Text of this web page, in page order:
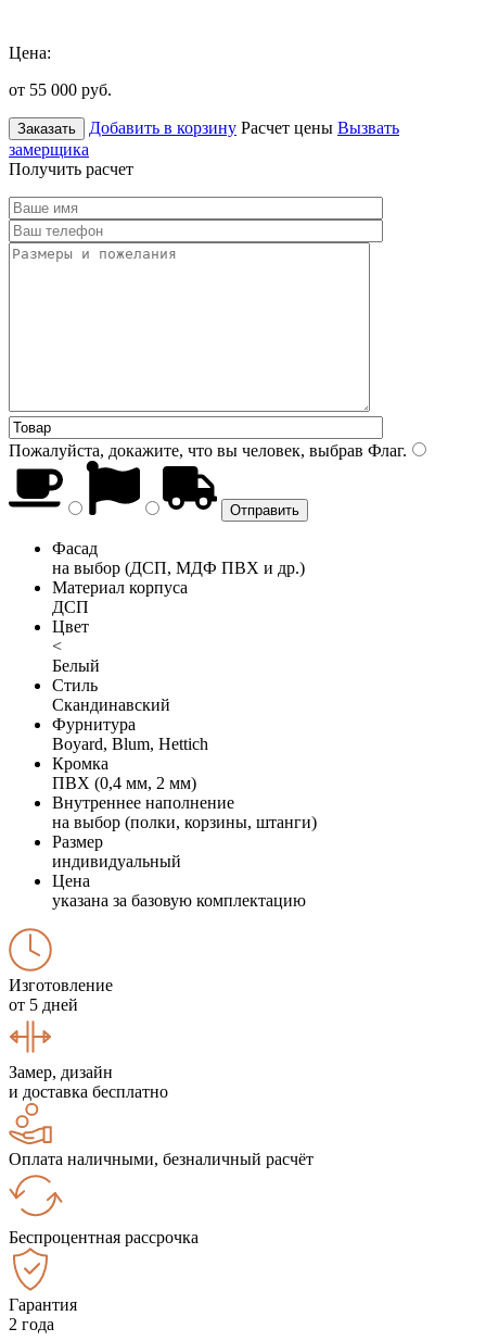
Цена:
от 55 000 руб.
Заказать Добавить в корзину Расчет цены Вызвать
замерщика
Получить расчет
Пожалуйста, докажите, что вы человек, выбрав Флаг.
Фасад
на выбор (ДСП, МДФ ПВХ и др.)
Материал корпуса
ДСП
Цвет
<
Белый
Стиль
Скандинавский
Фурнитура
Boyard, Blum, Hettich
Кромка
ПВХ (0,4 мм, 2 мм)
Внутреннее наполнение
на выбор (полки, корзины, штанги)
Размер
индивидуальный
Цена
указана за базовую комплектацию
Изготовление
от 5 дней
Замер, дизайн
и доставка бесплатно
Оплата наличными, безналичный расчёт
Беспроцентная рассрочка
Гарантия
2 года